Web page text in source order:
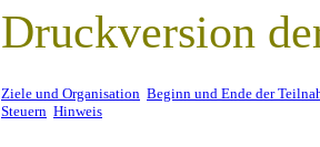
Druckversion
Ziele und Organisation Beginn und Ende der
Steuern Hinweis